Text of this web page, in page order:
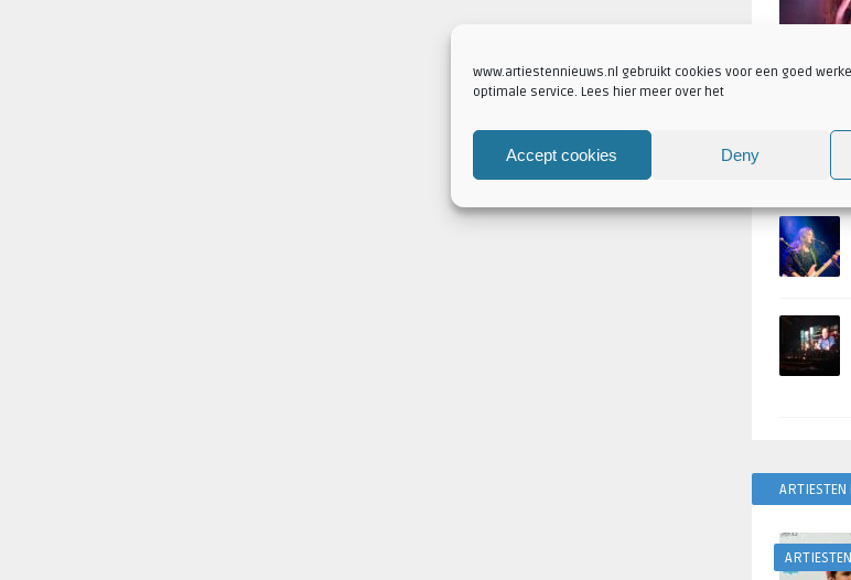
www.artiestennieuws.nl gebruikt cookies voor een goed
optimale service. Lees hier meer over het
Accept cookies Deny
ARTIESTEN
ARTIESTEN